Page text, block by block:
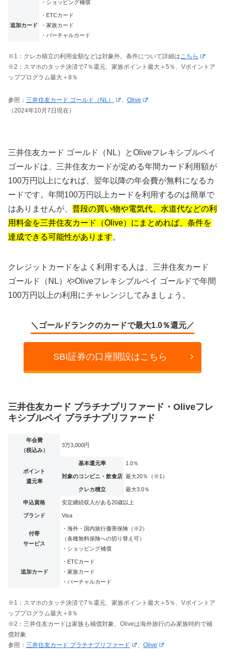
・ショッピング補償
追加カード
・ETCカード
・家族カード
・バーチャルカード
※1：クレカ積立の利用金額などは対象外。条件について詳細はこちら
※2：スマホのタッチ決済で7％還元、家族ポイント最大＋5％、Vポイントア
ッププログラム最大＋8％
参照： 三井住友カード ゴールド（NL） 、 Olive
（2024年10月7日現在）
三井住友カード ゴールド（NL）とOliveフレキシブルペイ
ゴールドは、三井住友カードが定める年間カード利用額が
100万円以上になれば、翌年以降の年会費が無料になるカ
ードです。年間100万円以上カードを利用するのは簡単で
はありませんが、 普段の買い物や電気代、水道代などの利
用料金を三井住友カード（Olive）にまとめれば、条件を
達成できる可能性があります。
クレジットカードをよく利用する人は、三井住友カード
ゴールド（NL）やOliveフレキシブルペイ ゴールドで年間
100万円以上の利用にチャレンジしてみましょう。
＼ゴールドランクのカードで最大1.0％還元／
SBI証券の口座開設はこちら
三井住友カード プラチナプリファード・Oliveフレ
キシブルペイ プラチナプリファード
年会費
（税込み）
3万3,000円
ポイント
還元率
基本還元率 1.0％
対象のコンビニ・飲食店 最大20％（※1）
クレカ積立 最大3.0％
申込資格 安定継続収入がある20歳以上
ブランド Visa
付帯
サービス
・海外・国内旅行傷害保険（※2）
（各種無料保険への切り替え可）
・ショッピング補償
追加カード
・ETCカード
・家族カード
・バーチャルカード
※1：スマホのタッチ決済で7％還元、家族ポイント最大＋5％、Vポイントア
ッププログラム最大＋8％
※2：三井住友カードは家族も補償対象、Oliveは海外旅行のみ家族特約で補
償対象
参照： 三井住友カード プラチナプリファード 、 Olive